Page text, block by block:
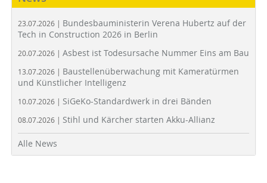
23.07.2026 | Bundesbauministerin Verena Hubertz auf der
Tech in Construction 2026 in Berlin
20.07.2026 | Asbest ist Todesursache Nummer Eins am Bau
13.07.2026 | Baustellenüberwachung mit Kameratürmen
und Künstlicher Intelligenz
10.07.2026 | SiGeKo-Standardwerk in drei Bänden
08.07.2026 | Stihl und Kärcher starten Akku-Allianz
Alle News